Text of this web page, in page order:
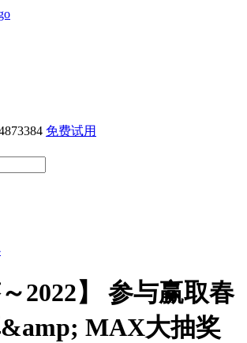
免费试用
～2022】 参与赢取春
MAX大抽奖